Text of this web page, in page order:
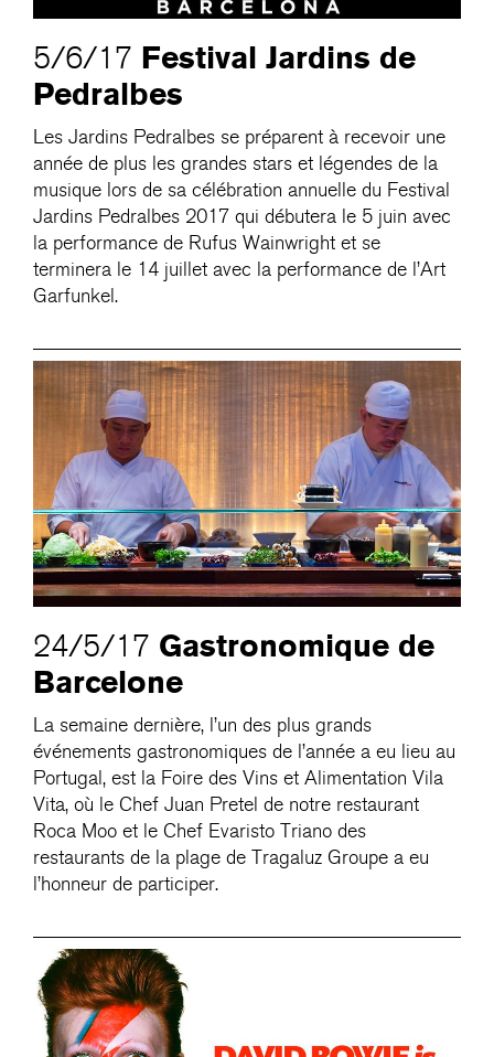
5/6/17 Festival Jardins de
Pedralbes
Les Jardins Pedralbes se préparent à recevoir une
année de plus les grandes stars et légendes de la
musique lors de sa célébration annuelle du Festival
Jardins Pedralbes 2017 qui débutera le 5 juin avec
la performance de Rufus Wainwright et se
terminera le 14 juillet avec la performance de l’Art
Garfunkel.
24/5/17 Gastronomique de
Barcelone
La semaine dernière, l’un des plus grands
événements gastronomiques de l’année a eu lieu au
Portugal, est la Foire des Vins et Alimentation Vila
Vita, où le Chef Juan Pretel de notre restaurant
Roca Moo et le Chef Evaristo Triano des
restaurants de la plage de Tragaluz Groupe a eu
l’honneur de participer.